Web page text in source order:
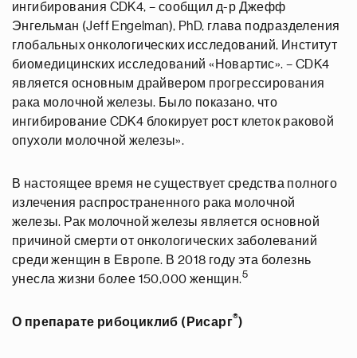
ингибирования CDK4, – сообщил д-р Джефф
Энгельман (Jeff Engelman), PhD, глава подразделения
глобальных онкологических исследований, Институт
биомедицинских исследований «Новартис». – CDK4
является основным драйвером прогрессирования
рака молочной железы. Было показано, что
ингибирование CDK4 блокирует рост клеток раковой
опухоли молочной железы».
В настоящее время не существует средства полного
излечения распространенного рака молочной
железы. Рак молочной железы является основной
причиной смерти от онкологических заболеваний
среди женщин в Европе. В 2018 году эта болезнь
унесла жизни более 150,000 женщин.5
О препарате рибоциклиб (Рисарг®)